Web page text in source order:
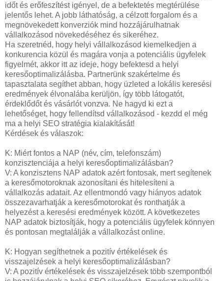
időt és erőfeszítést igényel, de a befektetés megtérülése
jelentős lehet. A jobb láthatóság, a célzott forgalom és a
megnövekedett konverziók mind hozzájárulhatnak
vállalkozásod növekedéséhez és sikeréhez.
Ha szeretnéd, hogy helyi vállalkozásod kiemelkedjen a
konkurencia közül és magára vonja a potenciális ügyfelek
figyelmét, akkor itt az ideje, hogy befektesd a helyi
keresőoptimalizálásba. Partnerünk szakértelme és
tapasztalata segíthet abban, hogy üzleted a lokális keresési
eredmények élvonalába kerüljön, így több látogatót,
érdeklődőt és vásárlót vonzva. Ne hagyd ki ezt a
lehetőséget, hogy fellendítsd vállalkozásod - kezdd el még
ma a helyi SEO stratégia kialakítását!
Kérdések és válaszok:
K: Miért fontos a NAP (név, cím, telefonszám)
konzisztenciája a helyi keresőoptimalizálásban?
V: A konzisztens NAP adatok azért fontosak, mert segítenek
a keresőmotoroknak azonosítani és hitelesíteni a
vállalkozás adatait. Az ellentmondó vagy hiányos adatok
összezavarhatják a keresőmotorokat és ronthatják a
helyezést a keresési eredmények között. A következetes
NAP adatok biztosítják, hogy a potenciális ügyfelek könnyen
és pontosan megtalálják a vállalkozást online.
K: Hogyan segíthetnek a pozitív értékelések és
visszajelzések a helyi keresőoptimalizálásban?
V: A pozitív értékelések és visszajelzések több szempontból